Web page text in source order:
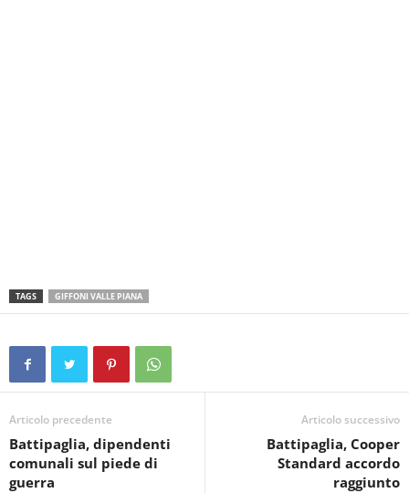
TAGS GIFFONI VALLE PIANA
Articolo precedente
Battipaglia, dipendenti
comunali sul piede di
guerra
Articolo successivo
Battipaglia, Cooper
Standard accordo
raggiunto